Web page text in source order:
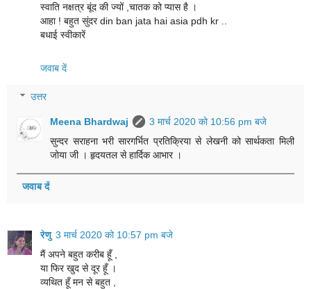
स्वाति नक्षत्र बूंद की ज्यों ,चातक को प्यास है ।
आहा ! बहुत सुंदर din ban jata hai asia pdh kr ..
बधाई स्वीकारें
जवाब दें
उत्तर
Meena Bhardwaj
3 मार्च 2020 को 10:56 pm बजे
सुन्दर सराहना भरी सारगर्भित प्रतिक्रिया से लेखनी को सार्थकता मिली
जोया जी । हृदयतल से हार्दिक आभार ।
जवाब दें
रेणु 3 मार्च 2020 को 10:57 pm बजे
मैं अपने बहुत करीब हूँ ,
या फिर खुद से दूर हूँ ।
व्यथित हूँ मन से बहुत ,